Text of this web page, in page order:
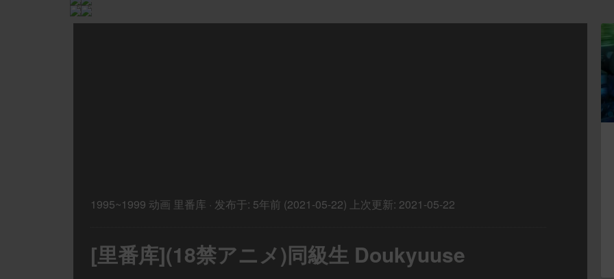
1995~1999 动画 里番库 · 发布于: 5年前 (2021-05-22) 上次更新: 2021-05-22
[里番库](18禁アニメ)同級生 Doukyuuse